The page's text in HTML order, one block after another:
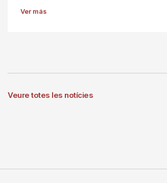
Ver más
Veure totes les notícies